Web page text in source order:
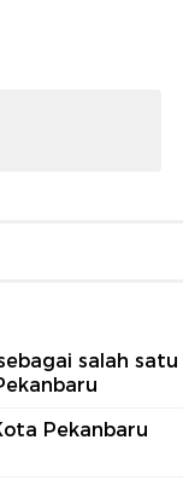
salah satu
Pekanbaru